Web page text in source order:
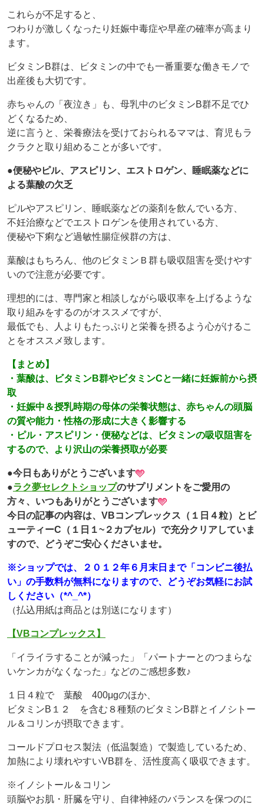
これらが不足すると、
つわりが激しくなったり妊娠中毒症や早産の確率が高まり
ます。
ビタミンB群は、ビタミンの中でも一番重要な働きモノで
出産後も大切です。
赤ちゃんの「夜泣き」も、母乳中のビタミンB群不足でひ
どくなるため、
逆に言うと、栄養療法を受けておられるママは、育児もラ
クラクと取り組めることが多いです。
●便秘やピル、アスピリン、エストロゲン、睡眠薬などに
よる葉酸の欠乏
ピルやアスピリン、睡眠薬などの薬剤を飲んでいる方、
不妊治療などでエストロゲンを使用されている方、
便秘や下痢など過敏性腸症候群の方は、
葉酸はもちろん、他のビタミンＢ群も吸収阻害を受けやす
いので注意が必要です。
理想的には、専門家と相談しながら吸収率を上げるような
取り組みをするのがオススメですが、
最低でも、人よりもたっぷりと栄養を摂るよう心がけるこ
とをオススメ致します。
【まとめ】
・葉酸は、ビタミンB群やビタミンCと一緒に妊娠前から摂
取
・妊娠中＆授乳時期の母体の栄養状態は、赤ちゃんの頭脳
の質や能力・性格の形成に大きく影響する
・ピル・アスピリン・便秘などは、ビタミンの吸収阻害を
するので、より沢山の栄養摂取が必要
●今日もありがとうございます
●ラク夢セレクトショップのサプリメントをご愛用の
方々、いつもありがとうございます
今日の記事の内容は、VBコンプレックス（１日４粒）とビ
ューティーC（１日１~２カプセル）で充分クリアしていま
すので、どうぞご安心くださいませ。
※ショップでは、２０１２年６月末日まで「コンビニ後払
い」の手数料が無料になりますので、どうぞお気軽にお試
しください（*^_^*）
（払込用紙は商品とは別送になります）
【VBコンプレックス】
「イライラすることが減った」「パートナーとのつまらな
いケンカがなくなった」などのご感想多数♪
１日４粒で 葉酸 400μgのほか、
ビタミンB１２ を含む８種類のビタミンB群とイノシトー
ル＆コリンが摂取できます。
コールドプロセス製法（低温製造）で製造しているため、
加熱により壊れやすいVB群を、活性度高く吸収できます。
※イノシトール＆コリン
頭脳やお肌・肝臓を守り、自律神経のバランスを保つのに